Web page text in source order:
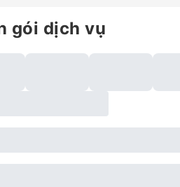
gói dịch vụ